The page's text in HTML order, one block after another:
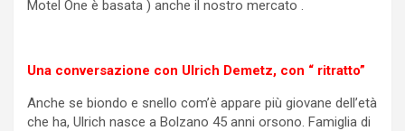
Motel One è basata ) anche il nostro mercato .
Una conversazione con Ulrich Demetz, con “ ritratto”
Anche se biondo e snello com’è appare più giovane dell’età
che ha, Ulrich nasce a Bolzano 45 anni orsono. Famiglia di